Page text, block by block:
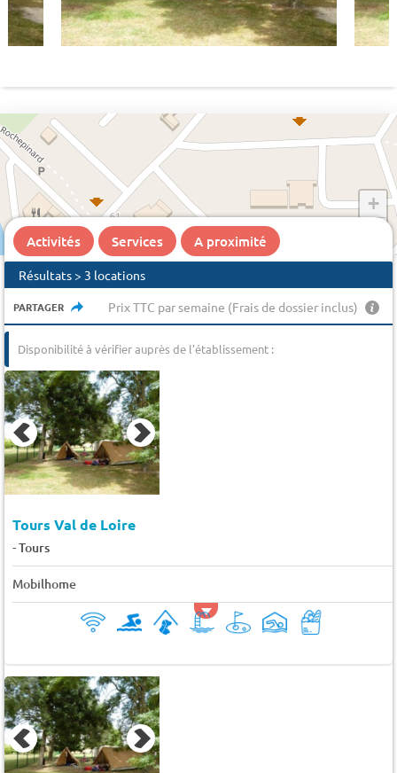
+
Activités Services A proximité
Résultats > 3 locations
PARTAGER Prix TTC par semaine (Frais de dossier inclus)
Disponibilité à vérifier auprès de l'établissement :
Tours Val de Loire
-Tours
Mobilhome